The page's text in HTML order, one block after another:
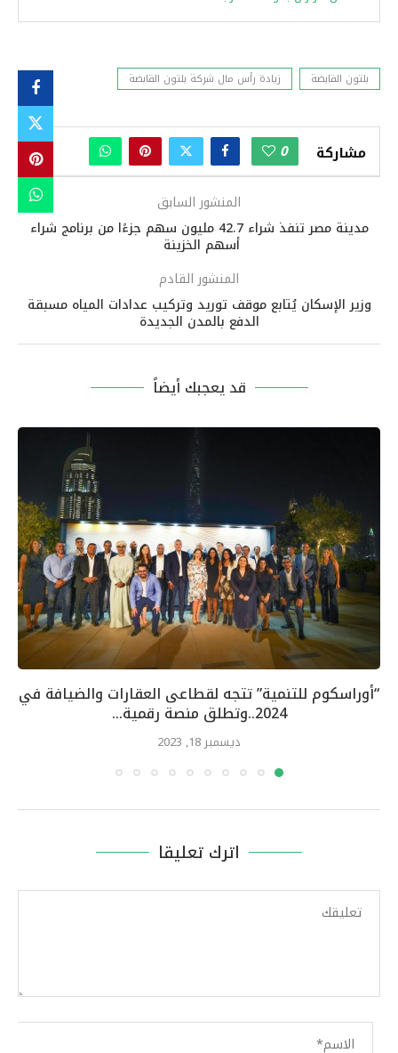
بلتون القابضة زيادة رأس مال شركة بلتون القابضة
مشاركة 0
المنشور السابق
مدينة مصر تنفذ شراء 42.7 مليون سهم جزءًا من برنامج شراء
أسهم الخزينة
المنشور القادم
وزير الإسكان يُتابع موقف توريد وتركيب عدادات المياه مسبقة
الدفع بالمدن الجديدة
قد يعجبك أيضاً
“أوراسكوم للتنمية” تتجه لقطاعى العقارات والضيافة في
2024..وتطلق منصة رقمية...
ديسمبر 18, 2023
اترك تعليقا